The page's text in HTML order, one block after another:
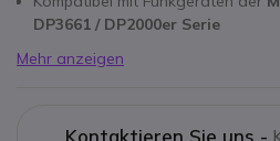
DP3661 / DP2000er Serie
Mehr anzeigen
Kontaktieren Sie uns -